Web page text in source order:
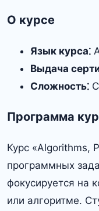
О курсе
Язык курса⁚
Выдача
Сложность⁚
Программа
Курс «Algorithms,
программных
фокусируется на
или алгоритме.